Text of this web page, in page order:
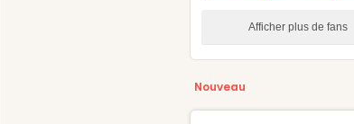
Afficher plus de fans
Nouveau